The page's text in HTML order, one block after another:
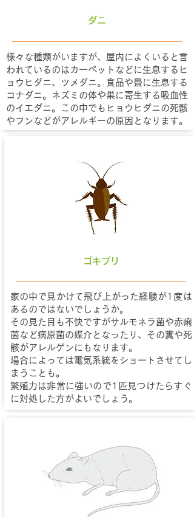
ダニ
様々な種類がいますが、屋内によくいると言
われているのはカーペットなどに生息するヒ
ョウヒダニ、ツメダニ。食品や畳に生息する
コナダニ。ネズミの体や巣に寄生する吸血性
のイエダニ。この中でもヒョウヒダニの死骸
やフンなどがアレルギーの原因となります。
ゴキブリ
家の中で見かけて飛び上がった経験が1度は
あるのではないでしょうか。
その見た目も不快ですがサルモネラ菌や赤痢
菌など病原菌の媒介となったり、その糞や死
骸がアレルゲンにもなります。
場合によっては電気系統をショートさせてし
まうことも。
繁殖力は非常に強いので1匹見つけたらすぐ
に対処した方がよいでしょう。